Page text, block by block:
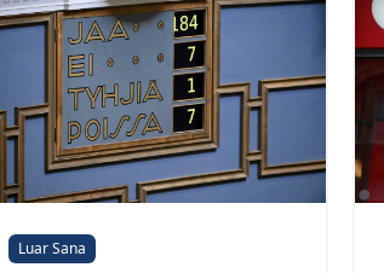
Luar Sana